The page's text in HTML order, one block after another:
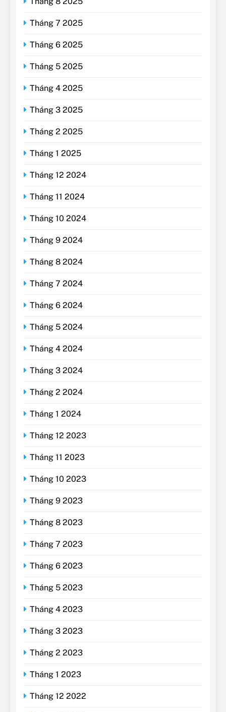
Tháng 7 2025
Tháng 6 2025
Tháng 5 2025
Tháng 4 2025
Tháng 3 2025
Tháng 2 2025
Tháng 1 2025
Tháng 12 2024
Tháng 11 2024
Tháng 10 2024
Tháng 9 2024
Tháng 8 2024
Tháng 7 2024
Tháng 6 2024
Tháng 5 2024
Tháng 4 2024
Tháng 3 2024
Tháng 2 2024
Tháng 1 2024
Tháng 12 2023
Tháng 11 2023
Tháng 10 2023
Tháng 9 2023
Tháng 8 2023
Tháng 7 2023
Tháng 6 2023
Tháng 5 2023
Tháng 4 2023
Tháng 3 2023
Tháng 2 2023
Tháng 1 2023
Tháng 12 2022